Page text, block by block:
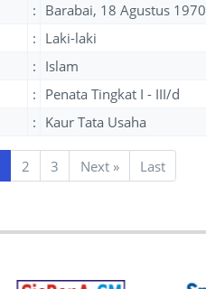
: Barabai, 18 Agustus 1970
: Laki-laki
: Islam
: Penata Tingkat I - III/d
: Kaur Tata Usaha
2 3 Next »NextLast